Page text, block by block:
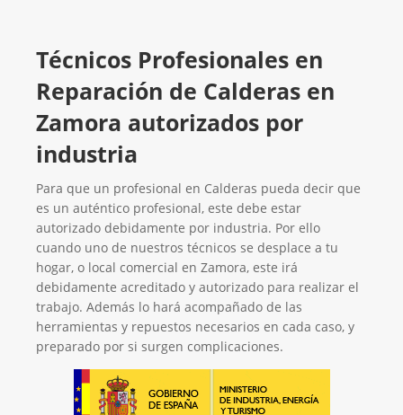
Técnicos Profesionales en
Reparación de Calderas en
Zamora autorizados por
industria
Para que un profesional en Calderas pueda decir que
es un auténtico profesional, este debe estar
autorizado debidamente por industria. Por ello
cuando uno de nuestros técnicos se desplace a tu
hogar, o local comercial en Zamora, este irá
debidamente acreditado y autorizado para realizar el
trabajo. Además lo hará acompañado de las
herramientas y repuestos necesarios en cada caso, y
preparado por si surgen complicaciones.